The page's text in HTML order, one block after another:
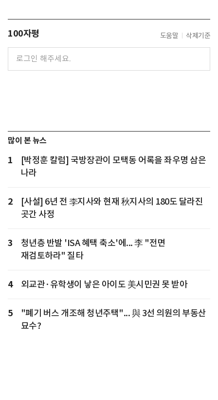
100자평 도움말 삭제기준
많이 본 뉴스
1
[박정훈 칼럼] 국방장관이 모택동 어록을 좌우명 삼은
나라
2
[사설] 6년 전 李지사와 현재 秋지사의 180도 달라진
곳간 사정
3
청년층 반발 'ISA 혜택 축소'에... 李 "전면
재검토하라" 질타
4 외교관·유학생이 낳은 아이도 美시민권 못 받아
5
"폐기 버스 개조해 청년주택"... 與 3선 의원의 부동산
묘수?